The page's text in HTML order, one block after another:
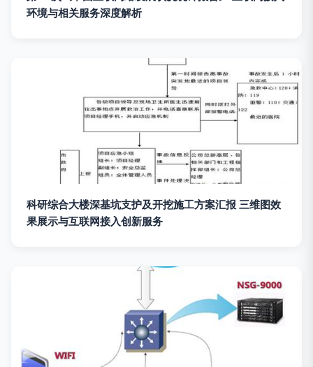
环境与相关服务深度解析
科研综合大楼深基坑支护及开挖施工方案汇报 三维图效
果展示与互联网接入创新服务